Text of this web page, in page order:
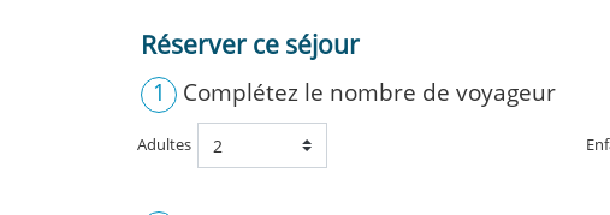
Réserver ce séjour
1 Complétez le nombre de voyageur
Adultes